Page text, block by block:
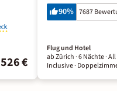
526 €
90% 7687
Flug und Hotel
ab Zürich ·6 Nächte· All
Inclusive·